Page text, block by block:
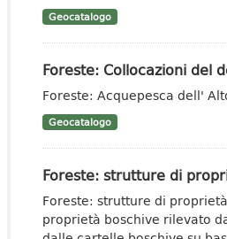
Geocatalogo
Foreste: Collocazioni del
Foreste: Acquepesca dell'
Geocatalogo
Foreste: strutture di
Foreste: strutture di
proprietà boschive rilevato